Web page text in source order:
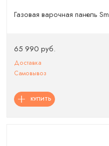
Газовая варочная панель
65 990 руб.
Доставка
Самовывоз
КУПИТЬ